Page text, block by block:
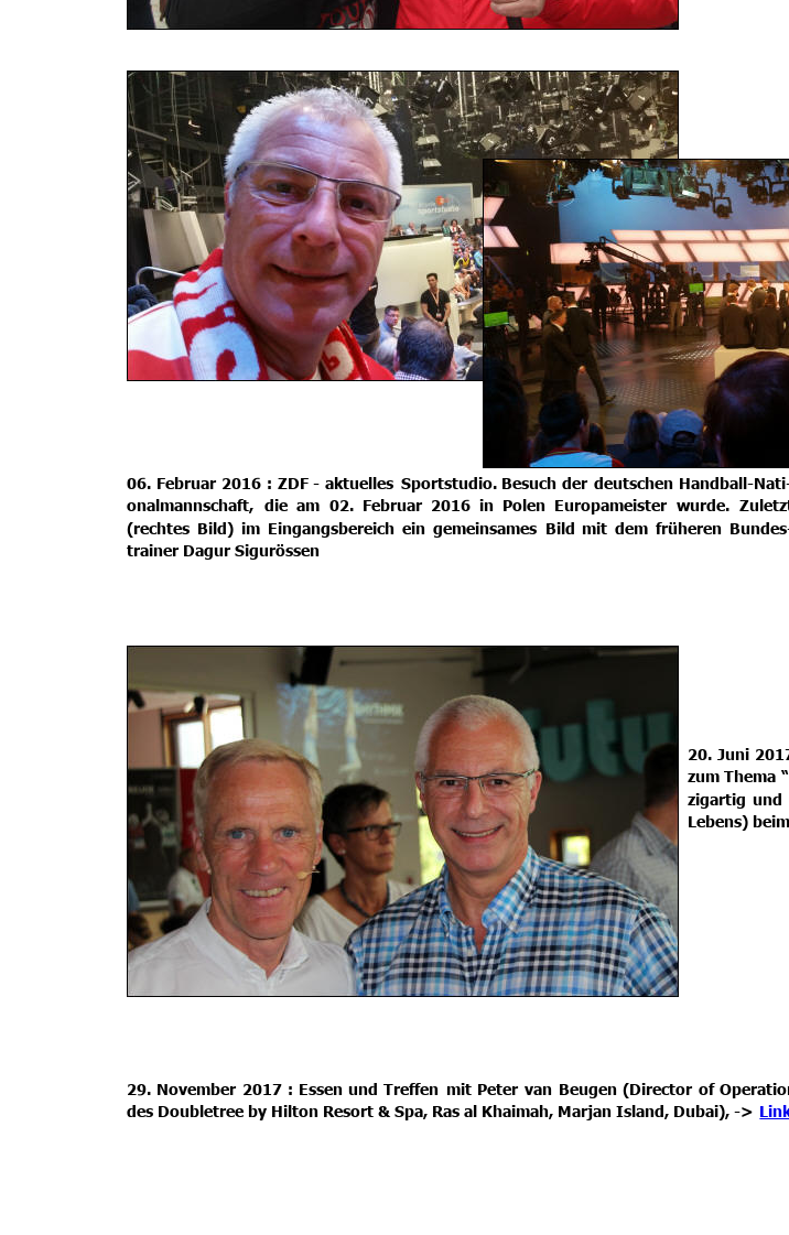
06. Februar 2016 : ZDF - aktuelles Sportstudio. Besuch der deutschen Handball-
onalmannschaft, die am 02. Februar 2016 in Polen Europameister wurde.
(rechtes Bild) im Eingangsbereich ein gemeinsames Bild mit dem früheren
trainer Dagur Sigurössen
20. Juni
zum Thema
zigartig und
Lebens)
29. November 2017 : Essen und Treffen mit Peter van Beugen (Director of
des Doubletree by Hilton Resort & Spa, Ras al Khaimah, Marjan Island, Dubai), ->